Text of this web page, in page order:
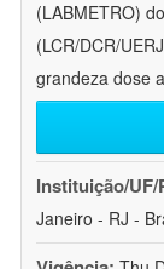
(LABMETRO)
(LCR/DCR/
grandeza dose
Instituição/UF/
Janeiro - RJ -